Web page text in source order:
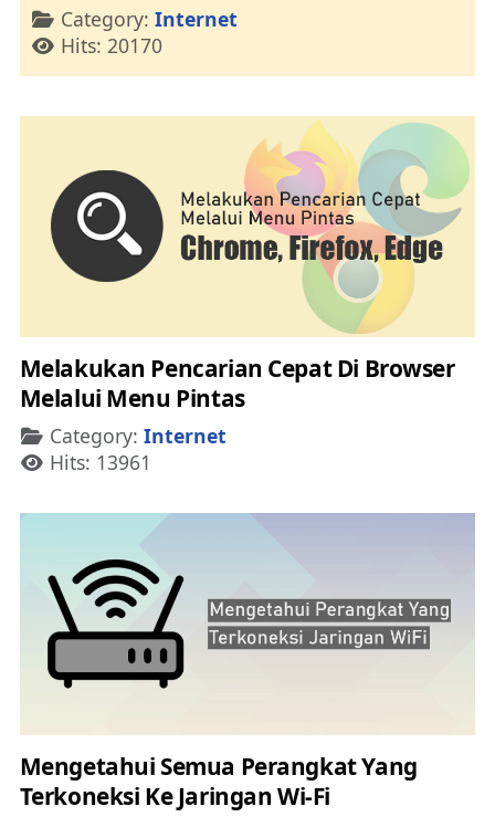
Details
Category: Internet
Hits: 20170
Melakukan Pencarian Cepat Di Browser
Melalui Menu Pintas
Details
Category: Internet
Hits: 13961
Mengetahui Semua Perangkat Yang
Terkoneksi Ke Jaringan Wi-Fi